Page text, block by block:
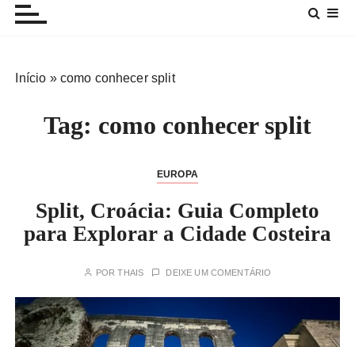
Início » como conhecer split
Tag: como conhecer split
EUROPA
Split, Croácia: Guia Completo
para Explorar a Cidade Costeira
PORTHAIS DEIXE UM COMENTÁRIO